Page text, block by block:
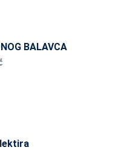
BALAVCA
lektira